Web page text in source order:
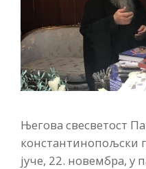
Његова свесветост
константинопољски
јуче, 22. новембра, у